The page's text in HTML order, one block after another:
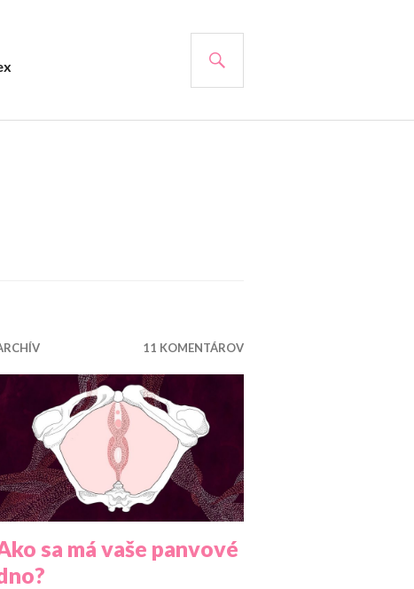
11 KOMENTÁROV
sa má vaše panvové